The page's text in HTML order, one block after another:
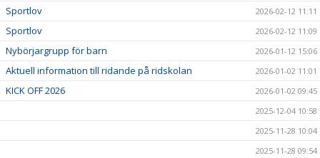
Sportlov 2026-02-12 11:11
Sportlov 2026-02-12 11:09
Nybörjargrupp för barn 2026-01-12 15:06
Aktuell information till ridande på ridskolan 2026-01-02 11:01
KICK OFF 2026
2026-01-02 09:45
2025-12-04 10:58
2025-11-28 10:04
2025-11-28 09:54